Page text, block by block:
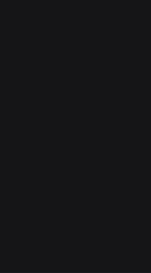
イクロソフト株式会社
トラルタワー) が管轄
本体または Web 上
ページ
ます。また、購入後に
クロソフト アカウン
時に提示される指示を